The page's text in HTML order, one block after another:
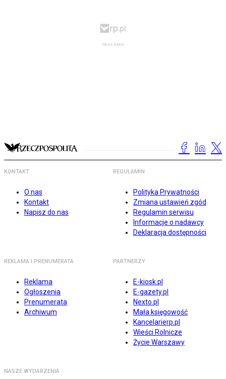
KONTAKT
O nas
Kontakt
Napisz do nas
REGULAMIN
Polityka Prywatności
Zmiana ustawień zgód
Regulamin serwisu
Informacje o nadawcy
Deklaracja dostępności
REKLAMA I PRENUMERATA
Reklama
Ogłoszenia
Prenumerata
Archiwum
PARTNERZY
E-kiosk.pl
E-gazety.pl
Nexto.pl
Mała księgowość
Kancelarierp.pl
Wieści Rolnicze
Życie Warszawy
NASZE WYDARZENIA